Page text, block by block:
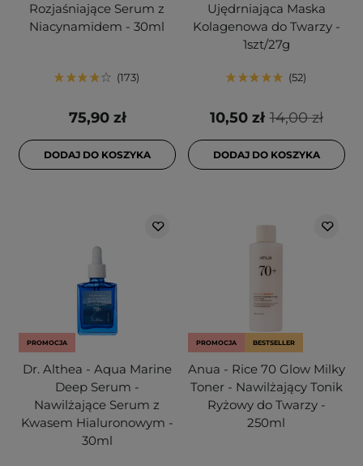
Rozjaśniające Serum z
Niacynamidem - 30ml
173
75,90 zł
DODAJ DO KOSZYKA
Ujędrniająca Maska
Kolagenowa do Twarzy -
1szt/27g
52
14,00 zł
10,50 zł
DODAJ DO KOSZYKA
PROMOCJA
Dr. Althea - Aqua Marine
Deep Serum -
Nawilżające Serum z
Kwasem Hialuronowym -
30ml
PROMOCJA BESTSELLER
Anua - Rice 70 Glow Milky
Toner - Nawilżający Tonik
Ryżowy do Twarzy -
250ml